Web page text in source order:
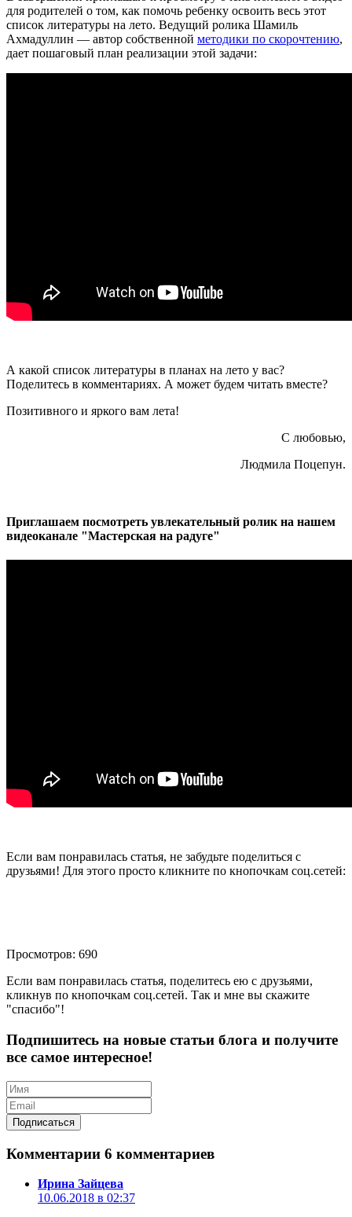
для родителей о том, как помочь ребенку освоить весь этот
список литературы на лето. Ведущий ролика Шамиль
Ахмадуллин — автор собственной методики по скорочтению,
дает пошаговый план реализации этой задачи:
А какой список литературы в планах на лето у вас?
Поделитесь в комментариях. А может будем читать вместе?
Позитивного и яркого вам лета!
С любовью,
Людмила Поцепун.
Приглашаем посмотреть увлекательный ролик на нашем
видеоканале "Мастерская на радуге"
Если вам понравилась статья, не забудьте поделиться с
друзьями! Для этого просто кликните по кнопочкам соц.сетей:
Просмотров: 690
Если вам понравилась статья, поделитесь ею с друзьями,
кликнув по кнопочкам соц.сетей. Так и мне вы скажите
"спасибо"!
Подпишитесь на новые статьи блога и получите
все самое интересное!
Комментарии 6 комментариев
Ирина Зайцева
10.06.2018 в 02:37